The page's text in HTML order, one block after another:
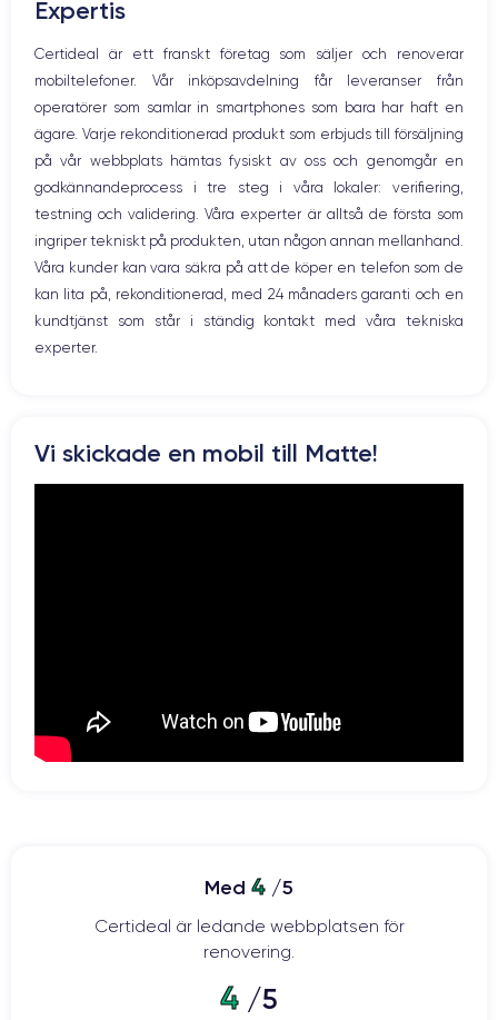
Högtalare
Hem-knappen
Bluetooth
WiFi
Nätverk
Vibration
Prise USB
Expertis
Certideal är ett franskt företag som säljer och renoverar
mobiltelefoner. Vår inköpsavdelning får leveranser från
operatörer som samlar in smartphones som bara har haft en
ägare. Varje rekonditionerad produkt som erbjuds till försäljning
på vår webbplats hämtas fysiskt av oss och genomgår en
godkännandeprocess i tre steg i våra lokaler: verifiering,
testning och validering. Våra experter är alltså de första som
ingriper tekniskt på produkten, utan någon annan mellanhand.
Våra kunder kan vara säkra på att de köper en telefon som de
kan lita på, rekonditionerad, med 24 månaders garanti och en
kundtjänst som står i ständig kontakt med våra tekniska
experter.
Vi skickade en mobil till Matte!
Med 4 /5
Certideal är ledande webbplatsen för
renovering.
4 /5